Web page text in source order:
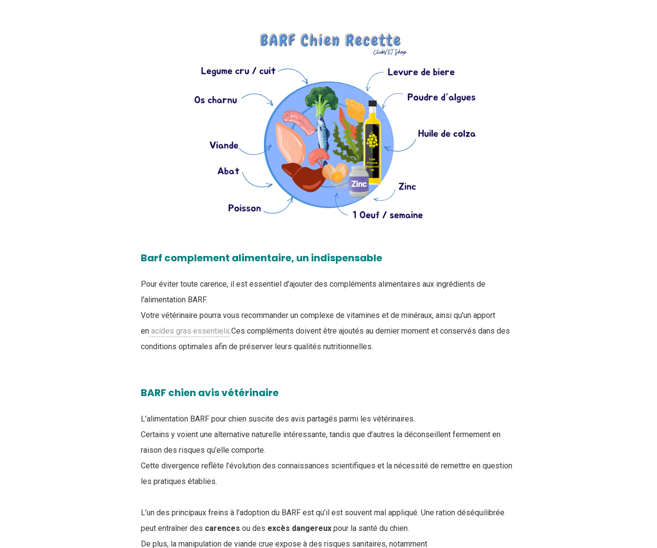
Barf complement alimentaire, un indispensable
Pour éviter toute carence, il est essentiel d'ajouter des compléments alimentaires aux ingrédients de
l'alimentation BARF.
Votre vétérinaire pourra vous recommander un complexe de vitamines et de minéraux, ainsi qu'un apport
en acides gras essentiels.Ces compléments doivent être ajoutés au dernier moment et conservés dans des
conditions optimales afin de préserver leurs qualités nutritionnelles.
BARF chien avis vétérinaire
L’alimentation BARF pour chien suscite des avis partagés parmi les vétérinaires.
Certains y voient une alternative naturelle intéressante, tandis que d’autres la déconseillent fermement en
raison des risques qu’elle comporte.
Cette divergence reflète l’évolution des connaissances scientifiques et la nécessité de remettre en question
les pratiques établies.
L’un des principaux freins à l’adoption du BARF est qu’il est souvent mal appliqué. Une ration déséquilibrée
peut entraîner des carences ou des excès dangereux pour la santé du chien.
De plus, la manipulation de viande crue expose à des risques sanitaires, notamment